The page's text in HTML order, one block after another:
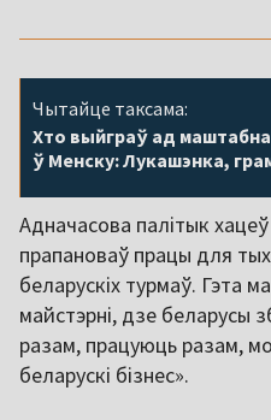
Чытайце таксама:
Хто выйграў ад
ў Менску: Лукашэнка,
Адначасова палітык
прапановаў працы для
беларускіх турмаў. Гэта
майстэрні, дзе беларусы
разам, працуюць разам,
беларускі бізнес».